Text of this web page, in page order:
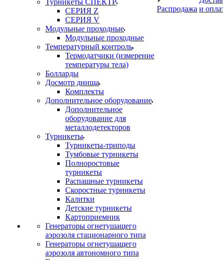
Турникеты СПЕКТР
СЕРИЯ Z
СЕРИЯ V
Модульные проходные
Модульные проходные
Температурный контроль
Термодатчики (измерение
температуры тела)
Болларды
Досмотр днища
Комплекты
Дополнительное оборудование
Дополнительное
оборудование для
металлодетекторов
Турникеты
Турникеты-триподы
Тумбовые турникеты
Полноростовые
турникеты
Распашные турникеты
Скоростные турникеты
Калитки
Детские турникеты
Картоприемник
Генераторы огнетушащего
аэрозоля стационарного типа
Генераторы огнетушащего
аэрозоля автономного типа
Распродажа и